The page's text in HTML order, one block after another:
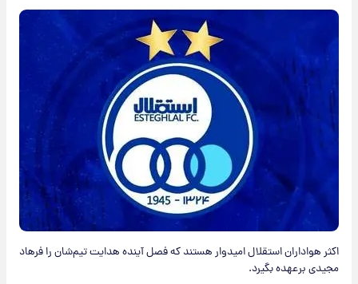
​اکثر هواداران استقلال امیدوار هستند که فصل آینده هدایت تیم‌شان را فرهاد
مجیدی برعهده بگیرد.